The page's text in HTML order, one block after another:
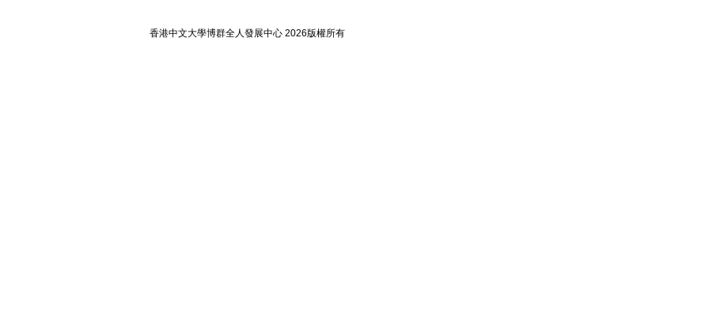
香港中文大學博群全人發展中心 2026版權所有